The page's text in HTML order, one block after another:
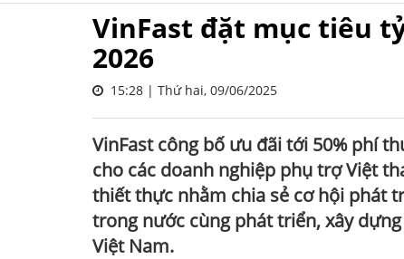
VinFast đặt mục tiêu
2026
15:28 | Thứ hai, 09/06/2025
VinFast công bố ưu đãi tới 50% phí
cho các doanh nghiệp phụ trợ Việt
thiết thực nhằm chia sẻ cơ hội phát
trong nước cùng phát triển, xây
Việt Nam.